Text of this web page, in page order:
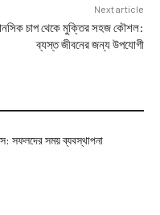
Next article
চাপ থেকে মুক্তির সহজ কৌশল:
ব্যস্ত জীবনের জন্য উপযোগী
সফলদের সময় ব্যবস্থাপনা